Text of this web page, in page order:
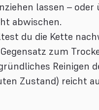
lassen –
abwischen.
du die Kette
zum
Zustand) reicht